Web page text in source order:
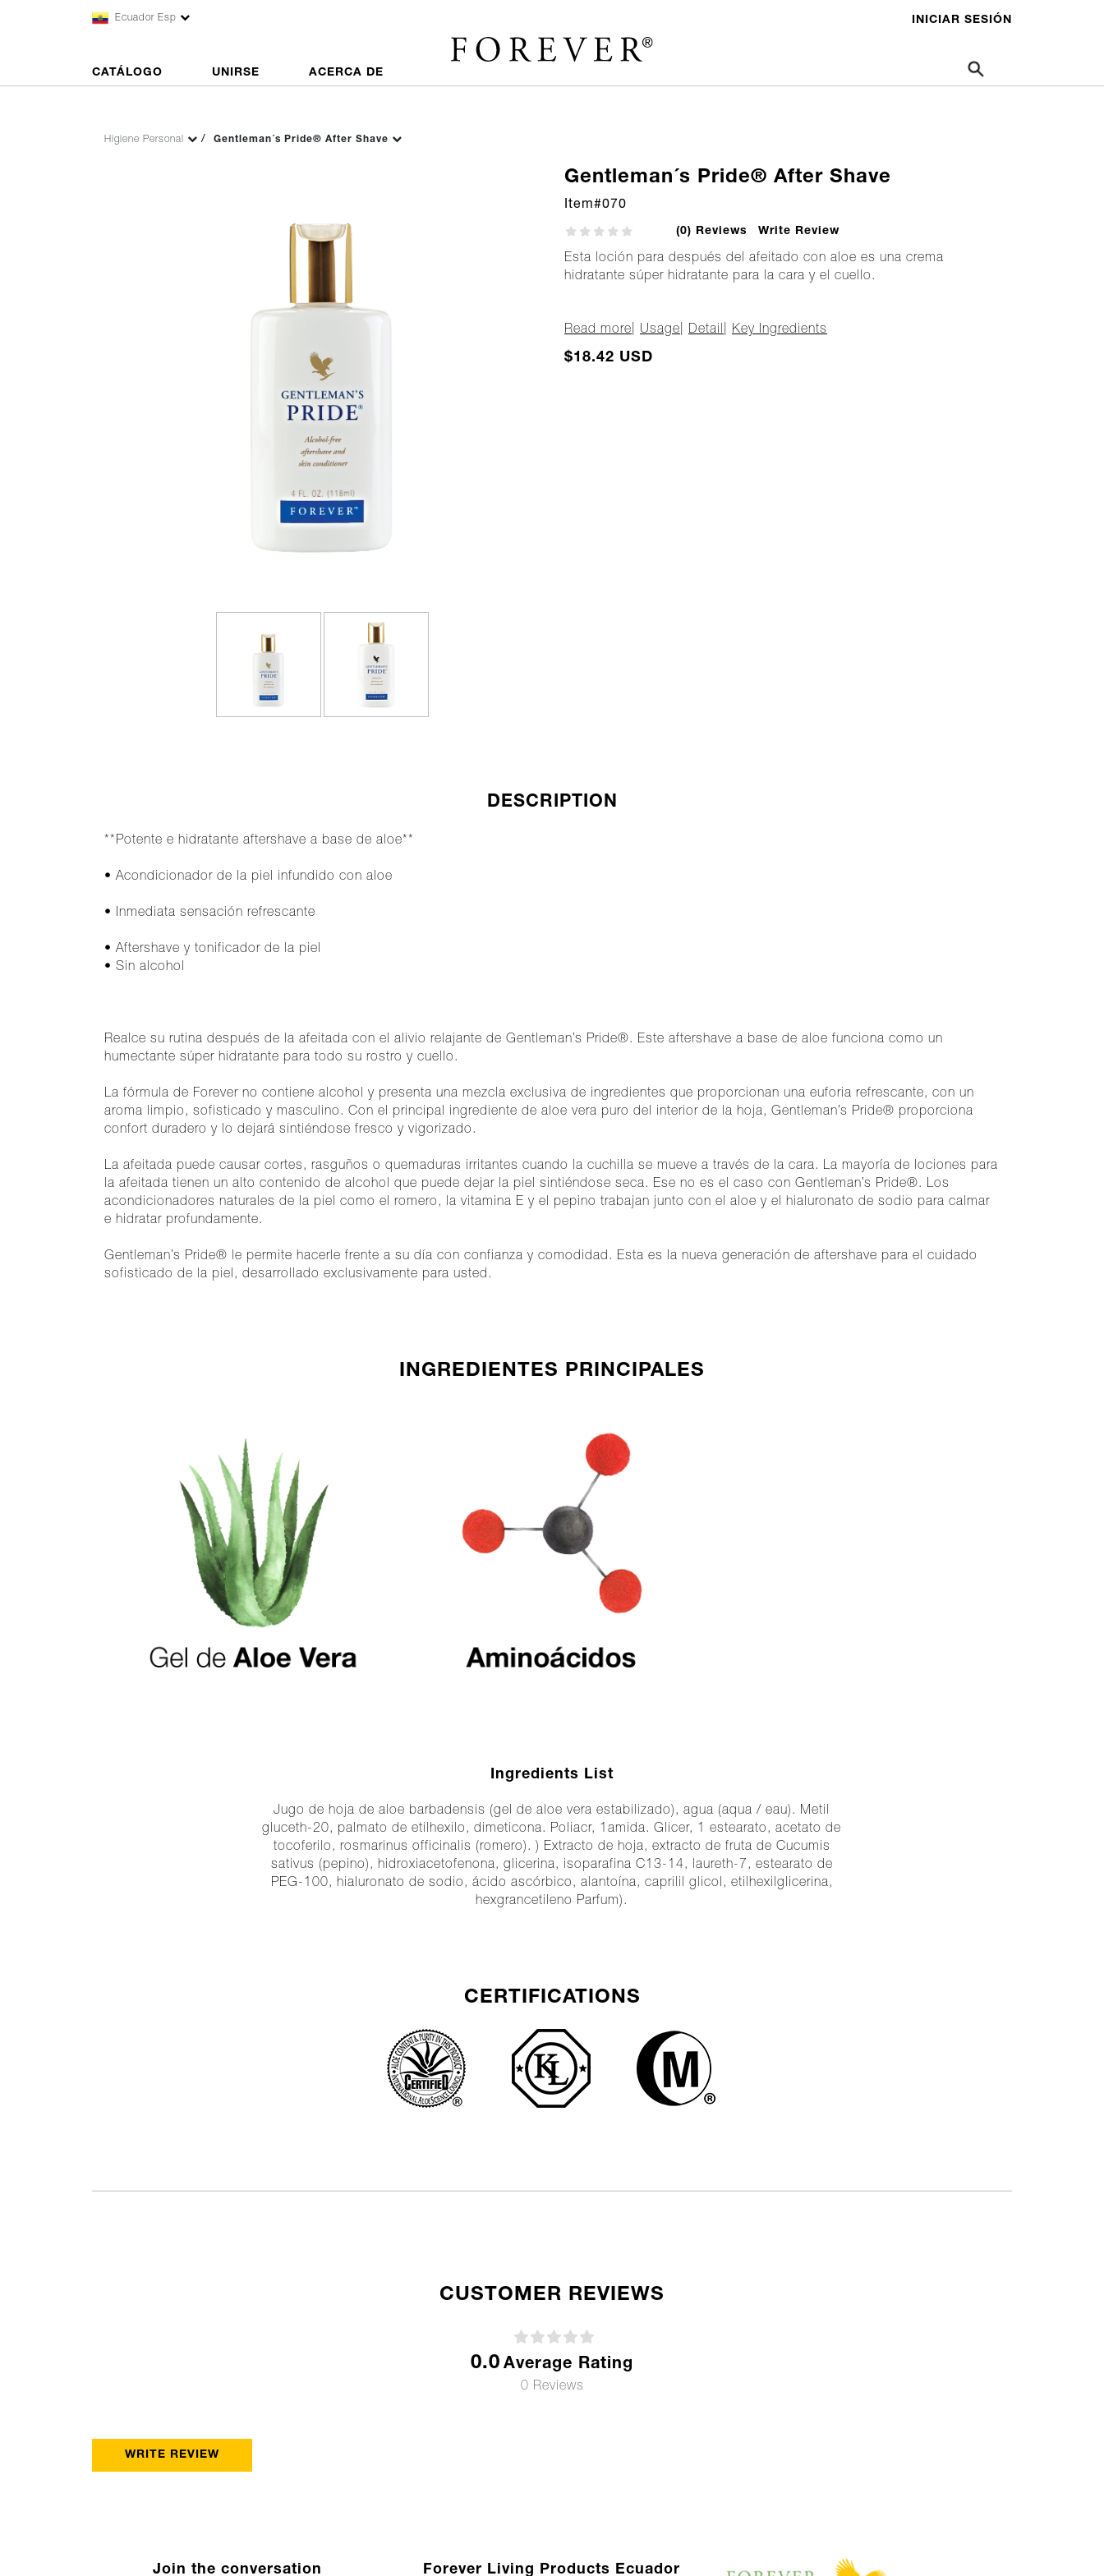
INICIAR SESIÓN
Ecuador Esp
CATÁLOGO UNIRSE ACERCA DE
Higiene Personal Gentleman´s Pride® After Shave
Gentleman´s Pride® After Shave
Item#070
(0) Reviews Write Review
Esta loción para después del afeitado con aloe es una crema
hidratante súper hidratante para la cara y el cuello.
Read more Usage Detail Key Ingredients
$18.42 USD
DESCRIPTION
**Potente e hidratante aftershave a base de aloe**
• Acondicionador de la piel infundido con aloe
• Inmediata sensación refrescante
• Aftershave y tonificador de la piel
• Sin alcohol
Realce su rutina después de la afeitada con el alivio relajante de Gentleman’s Pride®. Este aftershave a base de aloe funciona como un
humectante súper hidratante para todo su rostro y cuello.
La fórmula de Forever no contiene alcohol y presenta una mezcla exclusiva de ingredientes que proporcionan una euforia refrescante, con un
aroma limpio, sofisticado y masculino. Con el principal ingrediente de aloe vera puro del interior de la hoja, Gentleman’s Pride® proporciona
confort duradero y lo dejará sintiéndose fresco y vigorizado.
La afeitada puede causar cortes, rasguños o quemaduras irritantes cuando la cuchilla se mueve a través de la cara. La mayoría de lociones para
la afeitada tienen un alto contenido de alcohol que puede dejar la piel sintiéndose seca. Ese no es el caso con Gentleman’s Pride®. Los
acondicionadores naturales de la piel como el romero, la vitamina E y el pepino trabajan junto con el aloe y el hialuronato de sodio para calmar
e hidratar profundamente.
Gentleman’s Pride® le permite hacerle frente a su día con confianza y comodidad. Esta es la nueva generación de aftershave para el cuidado
sofisticado de la piel, desarrollado exclusivamente para usted.
INGREDIENTES PRINCIPALES
Ingredients List
Jugo de hoja de aloe barbadensis (gel de aloe vera estabilizado), agua (aqua / eau). Metil
gluceth-20, palmato de etilhexilo, dimeticona. Poliacr, 1amida. Glicer, 1 estearato, acetato de
tocoferilo, rosmarinus officinalis (romero). ) Extracto de hoja, extracto de fruta de Cucumis
sativus (pepino), hidroxiacetofenona, glicerina, isoparafina C13-14, laureth-7, estearato de
PEG-100, hialuronato de sodio, ácido ascórbico, alantoína, caprilil glicol, etilhexilglicerina,
hexgrancetileno Parfum).
CERTIFICATIONS
CUSTOMER REVIEWS
0.0 Average Rating
0 Reviews
WRITE REVIEW
Join the conversation Forever Living Products Ecuador